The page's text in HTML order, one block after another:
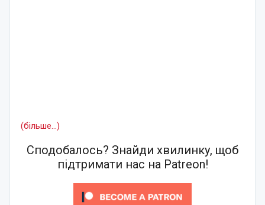
(більше…)
Сподобалось? Знайди хвилинку, щоб
підтримати нас на Patreon!